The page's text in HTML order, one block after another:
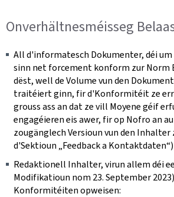
Onverhältnesméisseg
All d'informatesch Dokumenter, déi
sinn net forcement konform zur Norm
dëst, well de Volume vun den
traitéiert ginn, fir d'Konformitéit ze
grouss ass an dat ze vill Moyene géif
engagéieren eis awer, fir op Nofro an au
zougänglech Versioun vun den Inhalter
d'Sektioun „Feedback a Kontaktdaten“)
Redaktionell Inhalter, virun allem déi
Modifikatioun nom 23. September
Konformitéiten opweisen: